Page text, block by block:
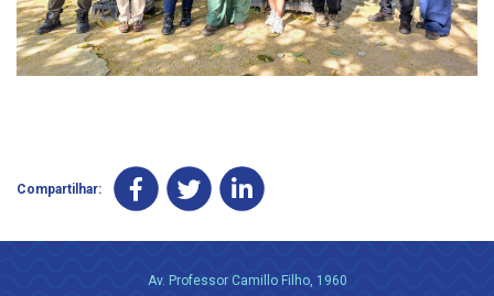
Compartilhar:
Av. Professor Camillo Filho, 1960